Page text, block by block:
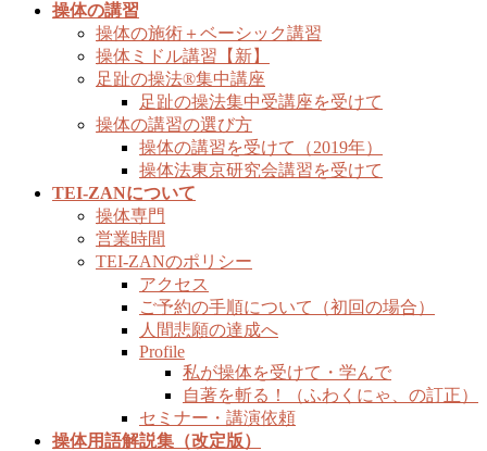
操体の講習
操体の施術＋ベーシック講習
操体ミドル講習【新】
足趾の操法®集中講座
足趾の操法集中受講座を受けて
操体の講習の選び方
操体の講習を受けて（2019年）
操体法東京研究会講習を受けて
TEI-ZANについて
操体専門
営業時間
TEI-ZANのポリシー
アクセス
ご予約の手順について（初回の場合）
人間悲願の達成へ
Profile
私が操体を受けて・学んで
自著を斬る！（ふわくにゃ、の訂正）
セミナー・講演依頼
操体用語解説集（改定版）